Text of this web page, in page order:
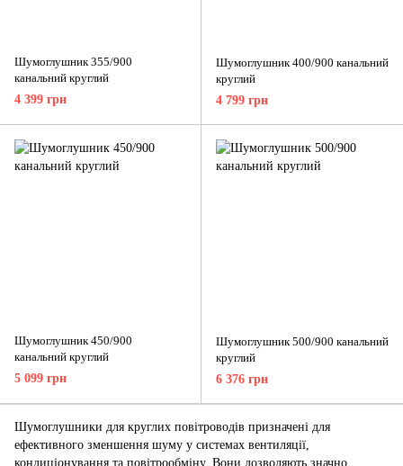
Шумоглушник 355/900
канальний круглий
4 399 грн
Шумоглушник 400/900 канальний
круглий
4 799 грн
Шумоглушник 450/900
канальний круглий
5 099 грн
Шумоглушник 500/900 канальний
круглий
6 376 грн
Шумоглушники для круглих повітроводів призначені для
ефективного зменшення шуму у системах вентиляції,
кондиціонування та повітрообміну. Вони дозволяють значно